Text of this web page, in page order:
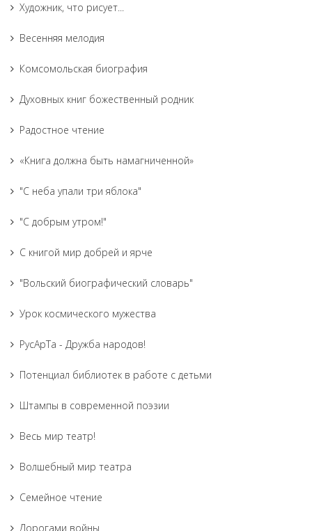
Художник, что рисует...
Весенняя мелодия
Комсомольская биография
Духовных книг божественный родник
Радостное чтение
«Книга должна быть намагниченной»
"С неба упали три яблока"
"С добрым утром!"
С книгой мир добрей и ярче
"Вольский биографический словарь"
Урок космического мужества
РусАрТа - Дружба народов!
Потенциал библиотек в работе с детьми
Штампы в современной поэзии
Весь мир театр!
Волшебный мир театра
Семейное чтение
Дорогами войны